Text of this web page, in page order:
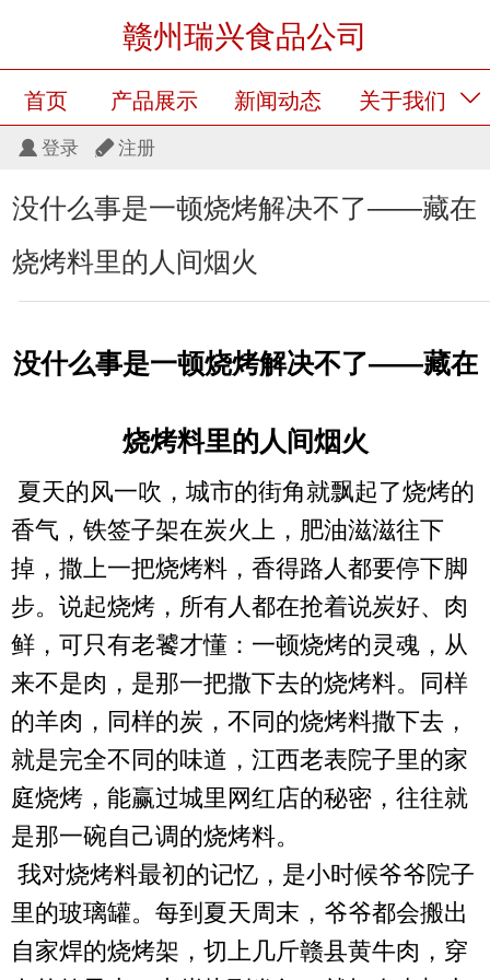
赣州瑞兴食品公司
首页 产品展示 新闻动态 关于我们
留言板 产品展示
登录 注册
没什么事是一顿烧烤解决不了——藏在
烧烤料里的人间烟火
没什么事是一顿烧烤解决不了——藏在
烧烤料里的人间烟火
夏天的风一吹，城市的街角就飘起了烧烤的
香气，铁签子架在炭火上，肥油滋滋往下
掉，撒上一把烧烤料，香得路人都要停下脚
步。说起烧烤，所有人都在抢着说炭好、肉
鲜，可只有老饕才懂：一顿烧烤的灵魂，从
来不是肉，是那一把撒下去的烧烤料。同样
的羊肉，同样的炭，不同的烧烤料撒下去，
就是完全不同的味道，江西老表院子里的家
庭烧烤，能赢过城里网红店的秘密，往往就
是那一碗自己调的烧烤料。
我对烧烤料最初的记忆，是小时候爷爷院子
里的玻璃罐。每到夏天周末，爷爷都会搬出
自家焊的烧烤架，切上几斤赣县黄牛肉，穿